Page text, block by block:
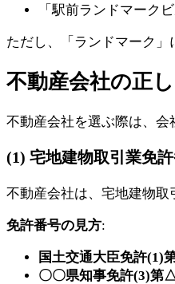
「駅前ランドマーク
ただし、「ランドマーク」
不動産会社の正
不動産会社を選ぶ際は、会
(1) 宅地建物取引業免
不動産会社は、宅地建物取
免許番号の見方:
国土交通大臣免許(1)
〇〇県知事免許(3)